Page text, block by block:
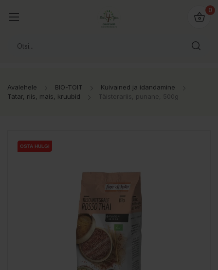
0
Avalehele BIO-TOIT
Kuivained ja idandamine
Tatar, riis, mais, kruubid
Täisterariis, punane, 500g
OSTA HULGI
OSTA HULGI